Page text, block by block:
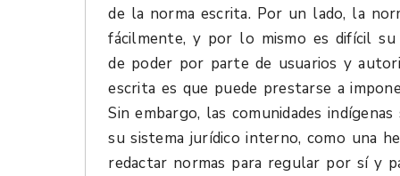
de la norma escrita. Por un lado, la
fácilmente, y por lo mismo es difícil su
de poder por parte de usuarios y
escrita es que puede prestarse a
Sin embargo, las comunidades
su sistema jurídico interno, como una
redactar normas para regular por sí y